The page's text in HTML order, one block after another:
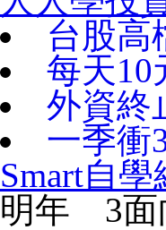
台股高
每天10
外資終
一季衝
Smart自學
明年 3面